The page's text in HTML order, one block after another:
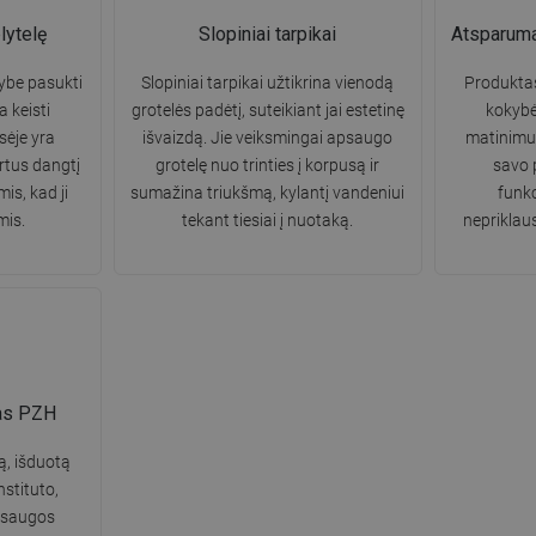
pasukti
keisti
yra
dangtį
kad ji
Slopiniai tarpikai
Slopiniai tarpikai užtikrina vienodą
grotelės padėtį, suteikiant jai estetinę
išvaizdą. Jie veiksmingai apsaugo
grotelę nuo trinties į korpusą ir
sumažina triukšmą, kylantį vandeniui
tekant tiesiai į nuotaką.
savo
PZH
išduotą